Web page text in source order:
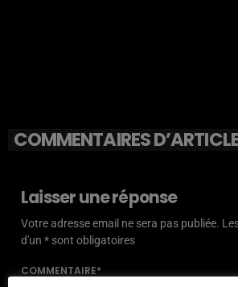
COMMENTAIRES
Laisser une réponse
Votre adresse email ne sera pas publiée.
d'un * sont obligatoires
COMMENTAIRE*